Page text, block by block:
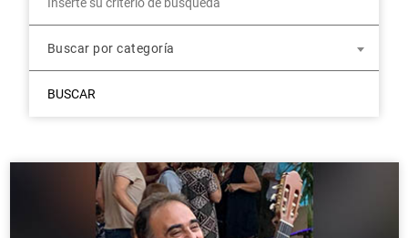
Buscar por categoría
BUSCAR